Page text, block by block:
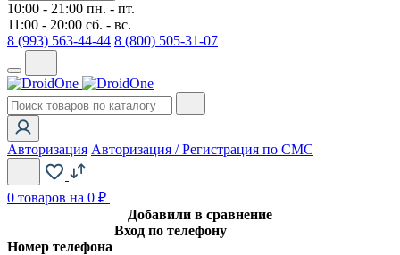
10:00 - 21:00 пн. - пт.
11:00 - 20:00 сб. - вс.
8 (993) 563-44-44 8 (800) 505-31-07
Авторизация Авторизация / Регистрация по СМС
0 товаров на 0 ₽
Добавили в сравнение
Вход по телефону
Номер телефона